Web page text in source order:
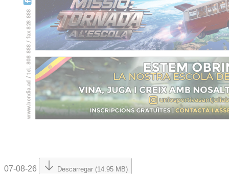
07-08-26 Descarregar (14.95 MB)